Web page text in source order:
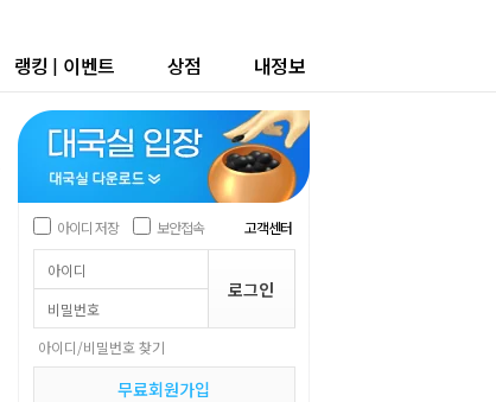
랭킹 | 이벤트 상점 내정보
아이디 저장 보안접속 고객센터
아이디/비밀번호 찾기
무료회원가입